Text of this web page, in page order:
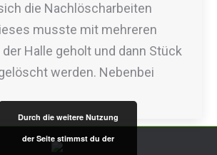
die Nachlöscharbeiten
musste mit mehreren
Halle geholt und dann Stück
werden. Nebenbei
Durch die weitere Nutzung
der Seite stimmst du der